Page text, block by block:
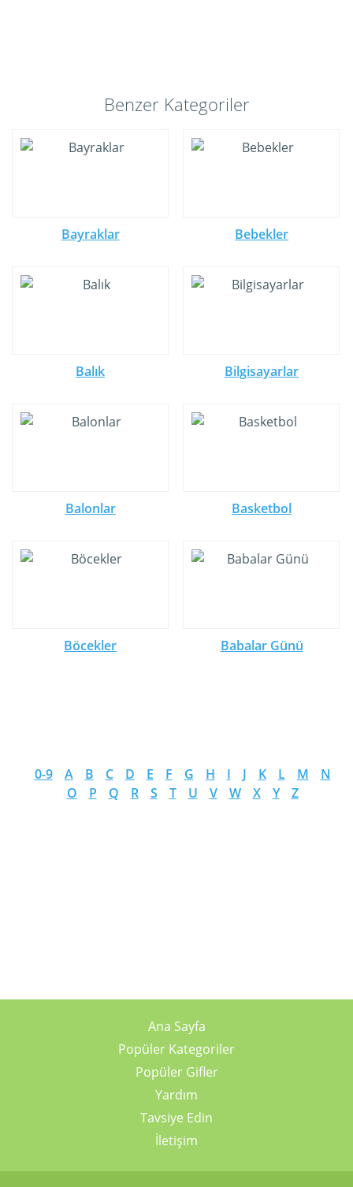
Benzer Kategoriler
Bayraklar Bebekler
Balık Bilgisayarlar
Balonlar Basketbol
Böcekler Babalar Günü
0-9 A B C D E F G H I J K L M
N
O
P Q R S T U V W X Y Z
Ana Sayfa
Popüler Kategoriler
Popüler Gifler
Yardım
Tavsiye Edin
İletişim